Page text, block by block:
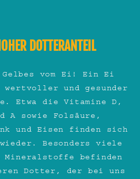
DOTTERANTEIL
vom Ei! Ein Ei
und gesunder
Etwa die Vitamine D,
A sowie Folsäure,
und Eisen finden sich
Besonders viele
Mineralstoffe befinden
Dotter, der bei uns